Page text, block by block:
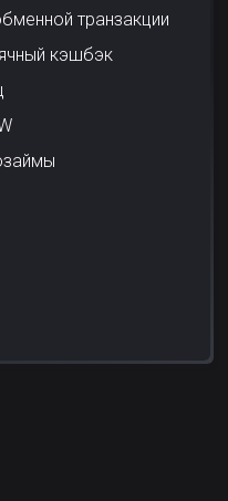
транзакции
кэшбэк